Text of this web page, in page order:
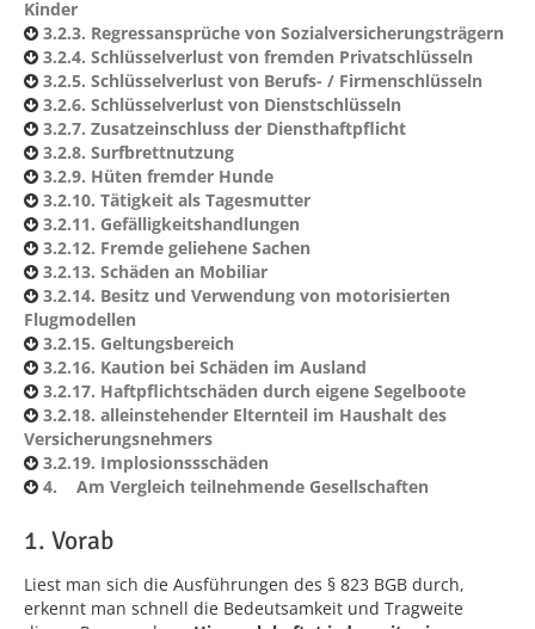
Kinder
3.2.3. Regressansprüche von Sozialversicherungsträgern
3.2.4. Schlüsselverlust von fremden Privatschlüsseln
3.2.5. Schlüsselverlust von Berufs- / Firmenschlüsseln
3.2.6. Schlüsselverlust von Dienstschlüsseln
3.2.7. Zusatzeinschluss der Diensthaftpflicht
3.2.8. Surfbrettnutzung
3.2.9. Hüten fremder Hunde
3.2.10. Tätigkeit als Tagesmutter
3.2.11. Gefälligkeitshandlungen
3.2.12. Fremde geliehene Sachen
3.2.13. Schäden an Mobiliar
3.2.14. Besitz und Verwendung von motorisierten
Flugmodellen
3.2.15. Geltungsbereich
3.2.16. Kaution bei Schäden im Ausland
3.2.17. Haftpflichtschäden durch eigene Segelboote
3.2.18. alleinstehender Elternteil im Haushalt des
Versicherungsnehmers
3.2.19. Implosionssschäden
4. Am Vergleich teilnehmende Gesellschaften
1. Vorab
Liest man sich die Ausführungen des § 823 BGB durch,
erkennt man schnell die Bedeutsamkeit und Tragweite